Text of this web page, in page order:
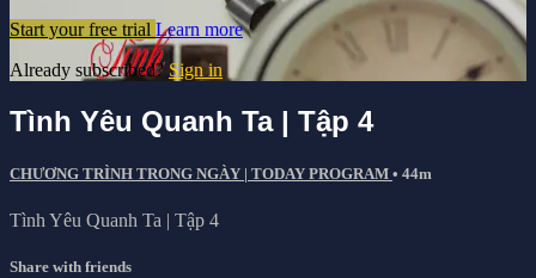
Start your free trial Learn more
Already subscribed? Sign in
Tình Yêu Quanh Ta | Tập 4
CHƯƠNG TRÌNH TRONG NGÀY | TODAY PROGRAM • 44m
Tình Yêu Quanh Ta | Tập 4
Share with friends